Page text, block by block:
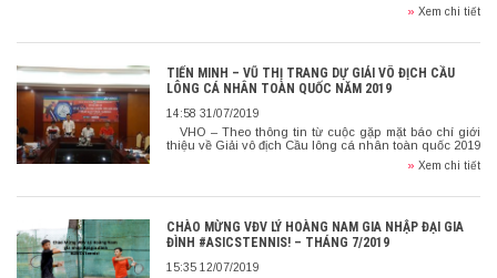
» Xem chi tiết
TIẾN MINH – VŨ THỊ TRANG DỰ GIẢI VÔ ĐỊCH CẦU
LÔNG CÁ NHÂN TOÀN QUỐC NĂM 2019
14:58 31/07/2019
VHO – Theo thông tin từ cuộc gặp mặt báo chí giới
thiệu về Giải vô địch Cầu lông cá nhân toàn quốc 2019
» Xem chi tiết
CHÀO MỪNG VĐV LÝ HOÀNG NAM GIA NHẬP ĐẠI GIA
ĐÌNH #ASICSTENNIS! – THÁNG 7/2019
15:35 12/07/2019